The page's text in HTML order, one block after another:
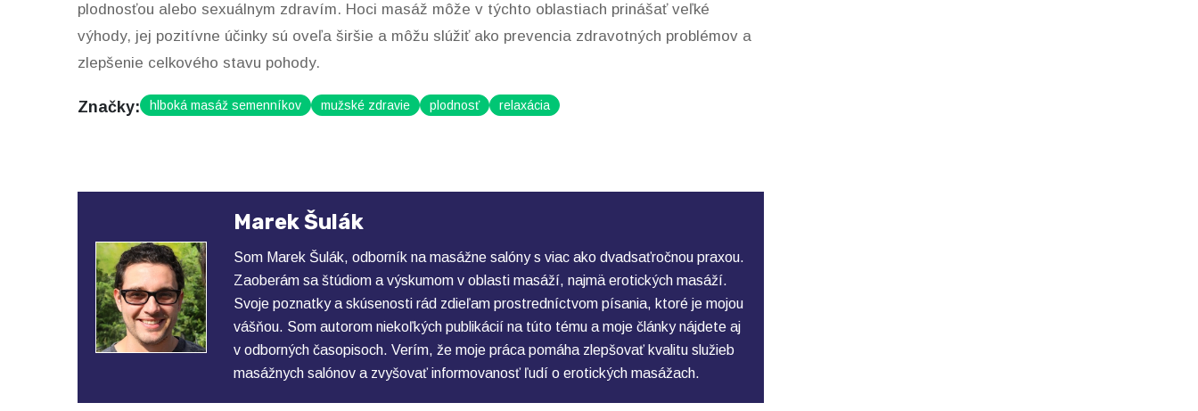
plodnosťou alebo sexuálnym zdravím. Hoci masáž môže v týchto oblastiach prinášať veľké
výhody, jej pozitívne účinky sú oveľa širšie a môžu slúžiť ako prevencia zdravotných problémov a
zlepšenie celkového stavu pohody.
Značky: hlboká masáž semenníkov mužské zdravie plodnosť relaxácia
Marek Šulák
Som Marek Šulák, odborník na masážne salóny s viac ako dvadsaťročnou praxou.
Zaoberám sa štúdiom a výskumom v oblasti masáží, najmä erotických masáží.
Svoje poznatky a skúsenosti rád zdieľam prostredníctvom písania, ktoré je mojou
vášňou. Som autorom niekoľkých publikácií na túto tému a moje články nájdete aj
v odborných časopisoch. Verím, že moje práca pomáha zlepšovať kvalitu služieb
masážnych salónov a zvyšovať informovanosť ľudí o erotických masážach.